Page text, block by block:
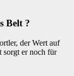
Belt ?
der Wert auf
sorgt er noch für